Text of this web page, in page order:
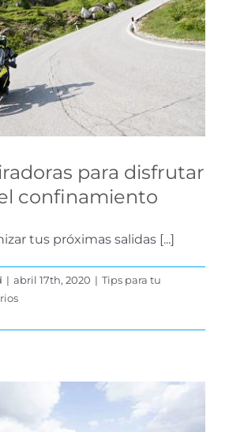
para
después del
Tips para tu Ruta
para disfrutar
confinamiento
tus próximas salidas [...]
| abril 17th, 2020 | Tips para tu